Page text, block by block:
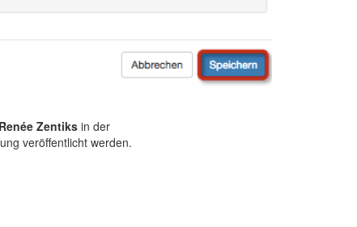
Zentiks in der
veröffentlicht werden.